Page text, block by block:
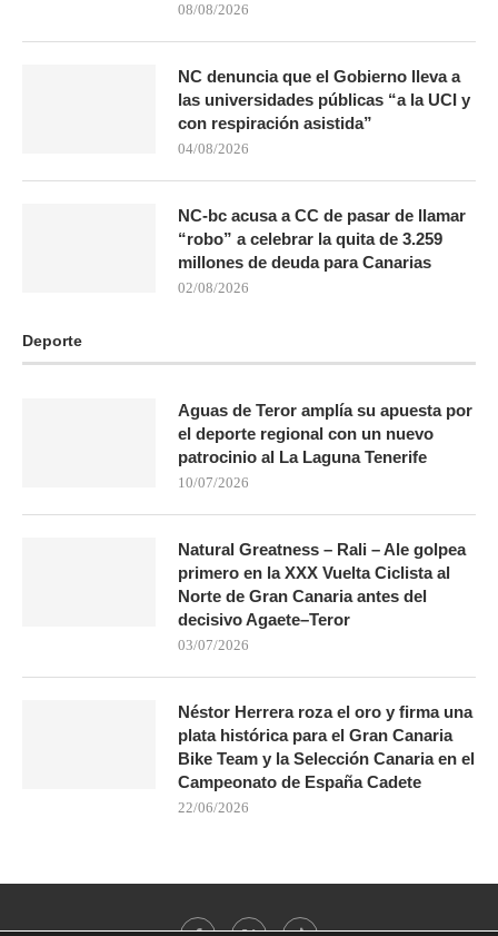
08/08/2026
NC denuncia que el Gobierno lleva a
las universidades públicas “a la UCI y
con respiración asistida”
04/08/2026
NC-bc acusa a CC de pasar de llamar
“robo” a celebrar la quita de 3.259
millones de deuda para Canarias
02/08/2026
Deporte
Aguas de Teror amplía su apuesta por
el deporte regional con un nuevo
patrocinio al La Laguna Tenerife
10/07/2026
Natural Greatness – Rali – Ale golpea
primero en la XXX Vuelta Ciclista al
Norte de Gran Canaria antes del
decisivo Agaete–Teror
03/07/2026
Néstor Herrera roza el oro y firma una
plata histórica para el Gran Canaria
Bike Team y la Selección Canaria en el
Campeonato de España Cadete
22/06/2026